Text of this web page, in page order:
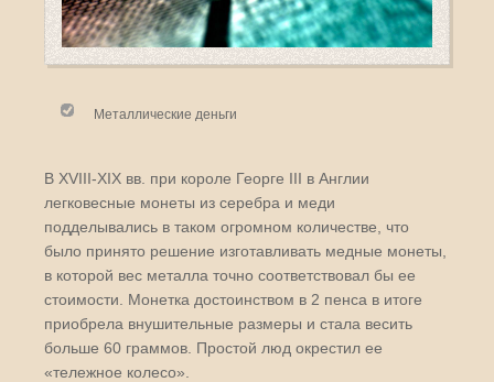
Металлические деньги
В XVIII-XIX вв. при короле Георге III в Англии
легковесные монеты из серебра и меди
подделывались в таком огромном количестве, что
было принято решение изготавливать медные монеты,
в которой вес металла точно соответствовал бы ее
стоимости. Монетка достоинством в 2 пенса в итоге
приобрела внушительные размеры и стала весить
больше 60 граммов. Простой люд окрестил ее
«тележное колесо».